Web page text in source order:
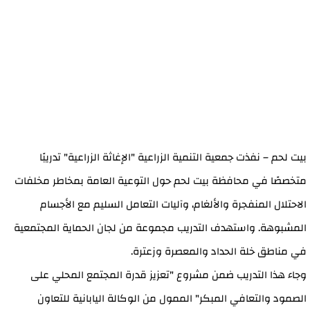
بيت لحم – نفذت جمعية التنمية الزراعية "الإغاثة الزراعية" تدريبًا
متخصصًا في محافظة بيت لحم حول التوعية العامة بمخاطر مخلفات
الاحتلال المنفجرة والألغام، وآليات التعامل السليم مع الأجسام
المشبوهة. واستهدف التدريب مجموعة من لجان الحماية المجتمعية
في مناطق خلة الحداد والمعصرة وزعترة.
وجاء هذا التدريب ضمن مشروع "تعزيز قدرة المجتمع المحلي على
الصمود والتعافي المبكر" الممول من الوكالة اليابانية للتعاون